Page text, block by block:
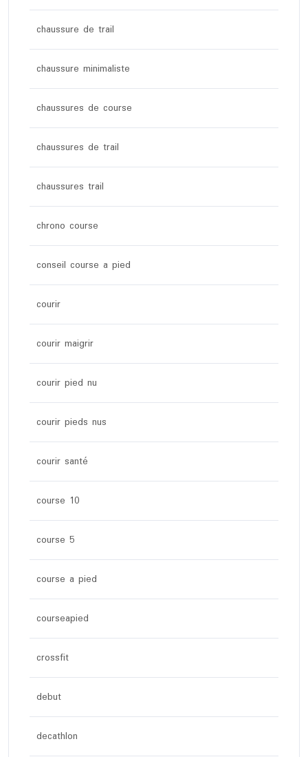
chaussure de trail
chaussure minimaliste
chaussures de course
chaussures de trail
chaussures trail
chrono course
conseil course a pied
courir
courir maigrir
courir pied nu
courir pieds nus
courir santé
course 10
course 5
course a pied
courseapied
crossfit
debut
decathlon